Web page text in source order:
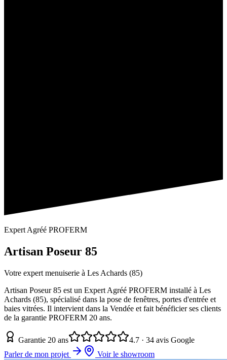
Expert Agréé PROFERM
Artisan Poseur 85
Votre expert menuiserie à Les Achards (85)
Artisan Poseur 85 est un Expert Agréé PROFERM installé à Les
Achards (85), spécialisé dans la pose de fenêtres, portes d'entrée et
baies vitrées. Il intervient dans la Vendée et fait bénéficier ses clients
de la garantie PROFERM 20 ans.
Garantie 20 ans
4.7 · 34 avis Google
Parler de mon projet
Voir le showroom